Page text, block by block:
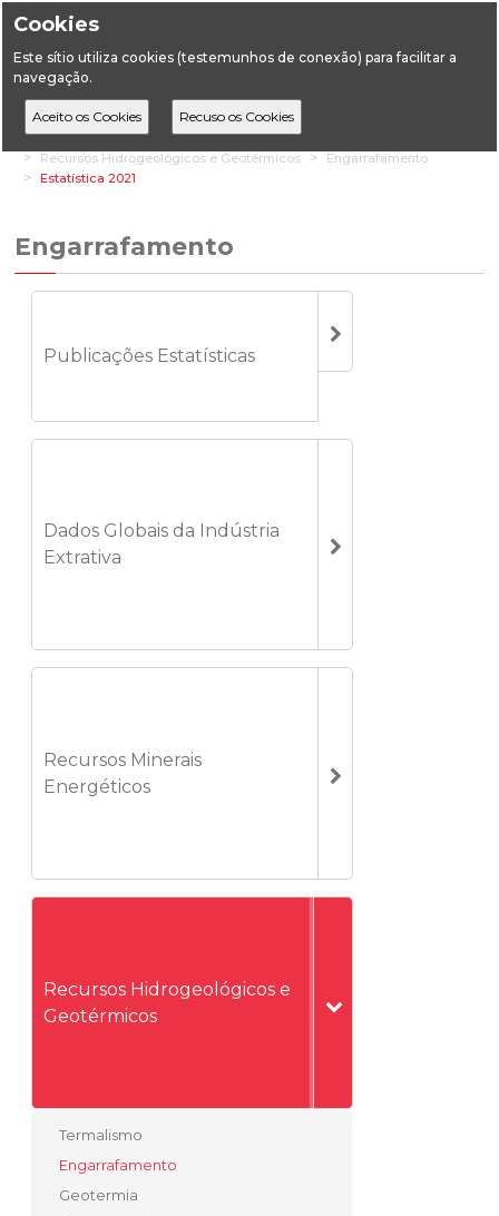
Cookies
Este sítio utiliza cookies (testemunhos de conexão) para facilitar a
navegação.
HomeEstatística
Geologia
Recursos Hidrogeológicos e Geotérmicos
Engarrafamento
Estatística 2021
Engarrafamento
Publicações Estatísticas
Dados Globais da Indústria
Extrativa
Recursos Minerais
Energéticos
Recursos Hidrogeológicos e
Geotérmicos
Termalismo
Engarrafamento
Geotermia